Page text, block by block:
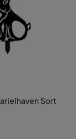
Sort